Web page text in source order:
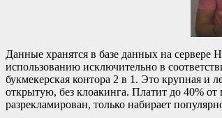
Данные хранятся в базе данных на
использованию исключительно в
букмекерская контора 2 в 1. Это крупная и
открытую, без клоакинга. Платит до 40%
разрекламирован, только набирает